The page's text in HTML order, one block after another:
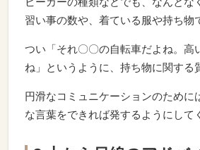
習い事の数や、着ている服や持ち物
つい「それ〇〇の自転車だよね。高
ね」というように、持ち物に関する
円滑なコミュニケーションのために
な言葉をできれば発するようにして